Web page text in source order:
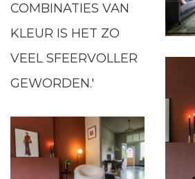
COMBINATIES VAN
KLEUR IS HET ZO
VEEL SFEERVOLLER
GEWORDEN.'